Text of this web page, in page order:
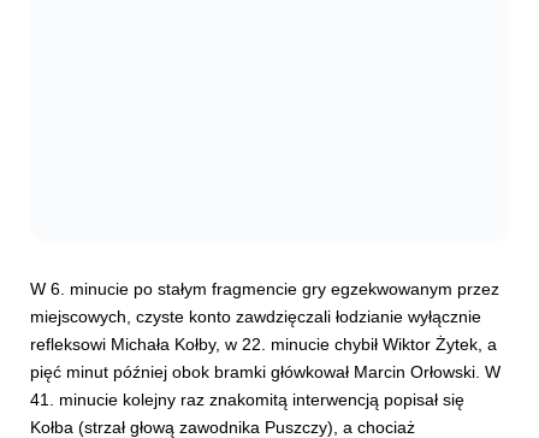
W 6. minucie po stałym fragmencie gry egzekwowanym przez
miejscowych, czyste konto zawdzięczali łodzianie wyłącznie
refleksowi Michała Kołby, w 22. minucie chybił Wiktor Żytek, a
pięć minut później obok bramki główkował Marcin Orłowski. W
41. minucie kolejny raz znakomitą interwencją popisał się
Kołba (strzał głową zawodnika Puszczy), a chociaż